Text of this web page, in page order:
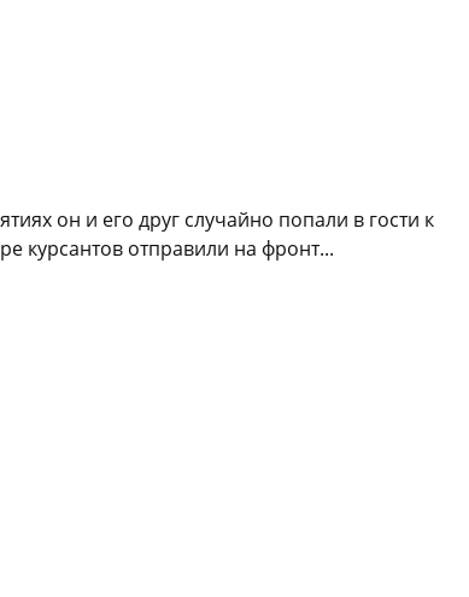
он и его друг случайно попали в гости к
курсантов отправили на фронт...